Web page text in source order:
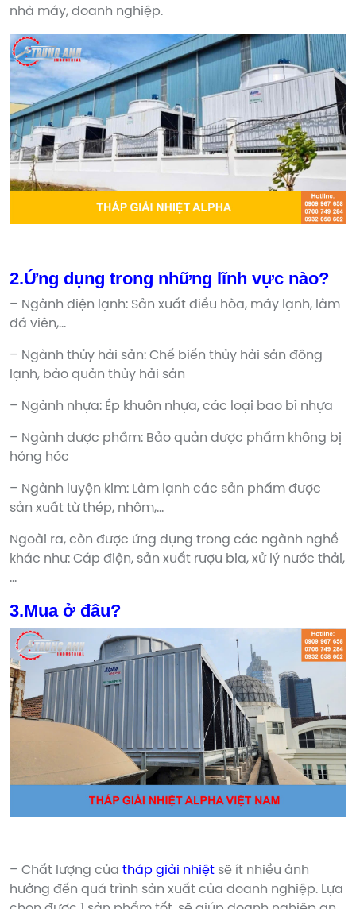
nhà máy, doanh nghiệp.
2.Ứng dụng trong những lĩnh vực nào?
– Ngành điện lạnh: Sản xuất điều hòa, máy lạnh, làm
đá viên,…
– Ngành thủy hải sản: Chế biến thủy hải sản đông
lạnh, bảo quản thủy hải sản
– Ngành nhựa: Ép khuôn nhựa, các loại bao bì nhựa
– Ngành dược phẩm: Bảo quản dược phẩm không bị
hỏng hóc
– Ngành luyện kim: Làm lạnh các sản phẩm được
sản xuất từ thép, nhôm,…
Ngoài ra, còn được ứng dụng trong các ngành nghề
khác như: Cáp điện, sản xuất rượu bia, xử lý nước thải,
…
3.Mua ở đâu?
– Chất lượng của tháp giải nhiệt sẽ ít nhiều ảnh
hưởng đến quá trình sản xuất của doanh nghiệp. Lựa